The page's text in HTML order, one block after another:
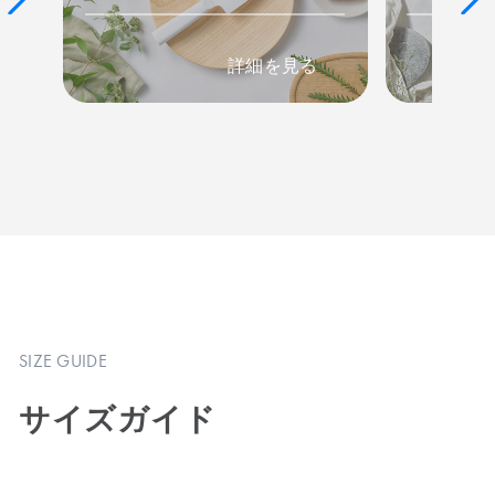
詳細を見る
サイズガイド
SIZE GUIDE